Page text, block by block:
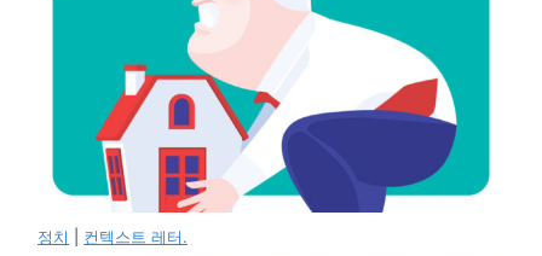
정치 컨텍스트 레터.